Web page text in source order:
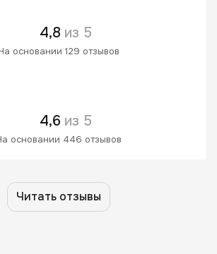
4,8 из 5
основании 129 отзывов
4,6 из 5
основании 446 отзывов
Читать отзывы